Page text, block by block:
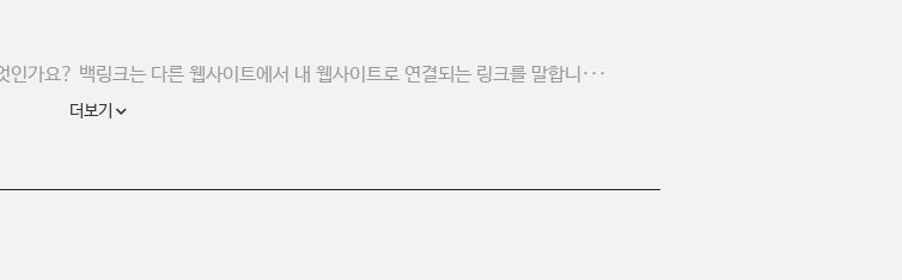
가요? 백링크는 다른 웹사이트에서 내 웹사이트로 연결되는 링크를 말합니···
더보기